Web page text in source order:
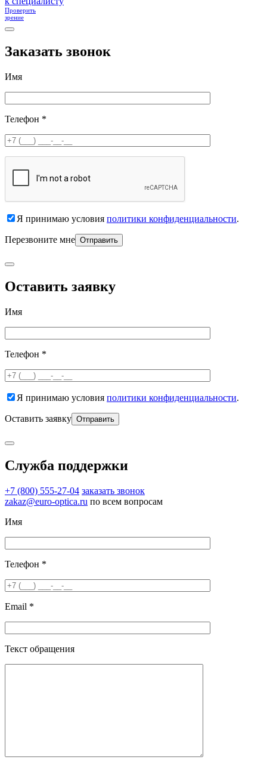
Проверить
зрение
Заказать звонок
Имя
Телефон *
Я принимаю условия политики конфиденциальности.
Перезвоните мне
Оставить заявку
Имя
Телефон *
Я принимаю условия политики конфиденциальности.
Оставить заявку
Служба поддержки
+7 (800) 555-27-04 заказать звонок
zakaz@euro-optica.ru по всем вопросам
Имя
Телефон *
Email *
Текст обращения